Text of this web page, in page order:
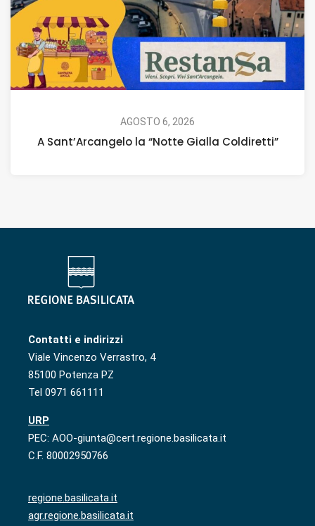
AGOSTO 6, 2026
A Sant’Arcangelo la “Notte Gialla Coldiretti”
Contatti e indirizzi
Viale Vincenzo Verrastro, 4
85100 Potenza PZ
Tel 0971 661111
URP
PEC: AOO-giunta@cert.regione.basilicata.it
C.F. 80002950766
regione.basilicata.it
agr.regione.basilicata.it